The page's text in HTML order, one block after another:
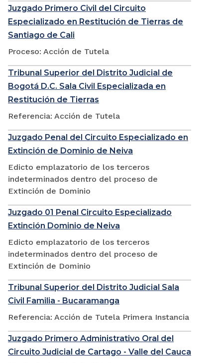
Juzgado Primero Civil del Circuito
Especializado en Restitución de Tierras de
Santiago de Cali
Proceso: Acción de Tutela
Tribunal Superior del Distrito Judicial de
Bogotá D.C. Sala Civil Especializada en
Restitución de Tierras
Referencia: Acción de Tutela
Juzgado Penal del Circuito Especializado en
Extinción de Dominio de Neiva
Edicto emplazatorio de los terceros
indeterminados dentro del proceso de
Extinción de Dominio
Juzgado 01 Penal Circuito Especializado
Extinción Dominio de Neiva
Edicto emplazatorio de los terceros
indeterminados dentro del proceso de
Extinción de Dominio
Tribunal Superior del Distrito Judicial Sala
Civil Familia - Bucaramanga
Referencia: Acción de Tutela Primera Instancia
Juzgado Primero Administrativo Oral del
Circuito Judicial de Cartago - Valle del Cauca